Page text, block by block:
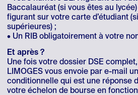
Baccalauréat (si vous êtes au
figurant sur votre carte d’étudiant
supérieures) ;
• Un RIB obligatoirement à votre
Et après ?
Une fois votre dossier DSE
LIMOGES vous envoie par e-mail
conditionnelle qui est une réponse
votre échelon de bourse en